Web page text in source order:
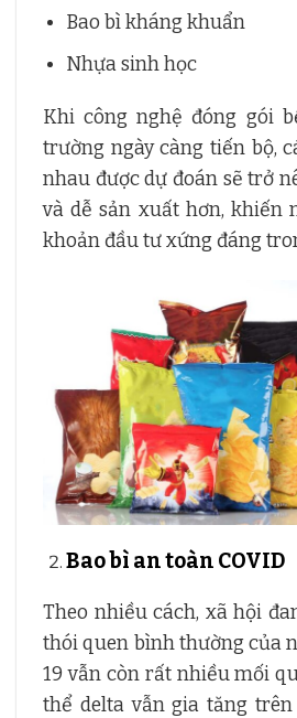
Bao bì kháng khuẩn
Nhựa sinh học
Khi công nghệ đóng gói
trường ngày càng tiến bộ,
nhau được dự đoán sẽ trở
và dễ sản xuất hơn, khiến
khoản đầu tư xứng đáng
Bao bì an toàn COVID
Theo nhiều cách, xã hội
thói quen bình thường của
19 vẫn còn rất nhiều mối
thể delta vẫn gia tăng